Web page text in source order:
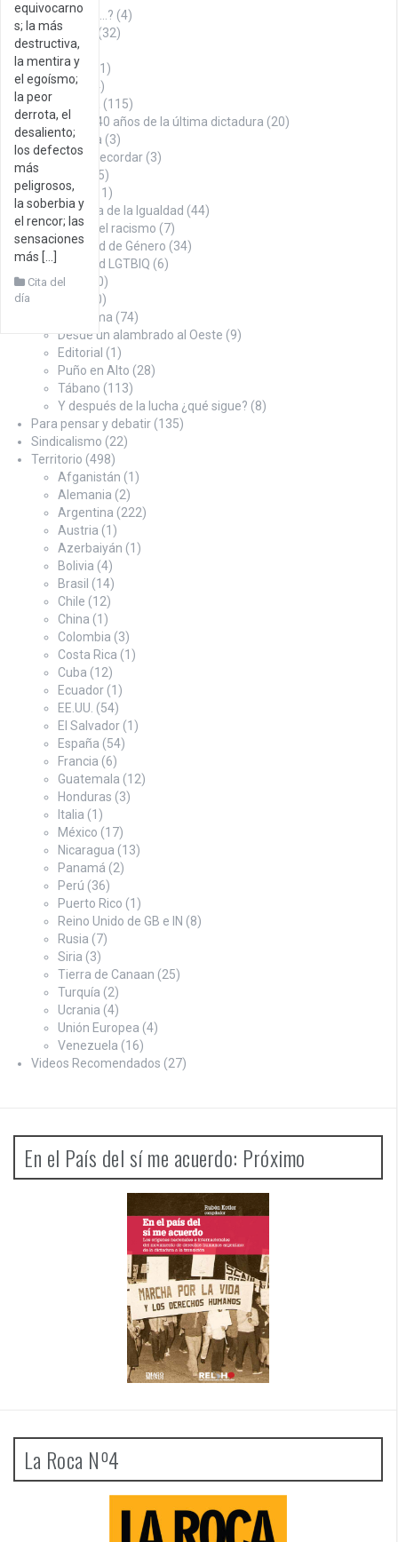
equivocarno
s; la más
destructiva,
la mentira y
el egoísmo;
la peor
derrota, el
desaliento;
los defectos
más
peligrosos,
la soberbia y
el rencor; las
sensaciones
más […]
Cita del
día
¿Sabías que…? (4)
Aniversario
(32)
Armenia
Cita del día
(1)
Cultura(144)
(115)
A 40 años de la última dictadura (20)
La Roca (3)
Datos para recordar (3)
Denuncia
(75)
Economía
(11)
En búsqueda de la Igualdad (44)
Contra el racismo (7)
Igualdad de Género (34)
Igualdad LGTBIQ (6)
Noticias
(100)
(260)
Con firma (74)
Desde un alambrado al Oeste (9)
Editorial (1)
Puño en Alto (28)
Tábano (113)
Y después de la lucha ¿qué sigue? (8)
Para pensar y debatir (135)
Sindicalismo (22)
Territorio (498)
Afganistán (1)
Alemania (2)
Argentina (222)
Austria (1)
Azerbaiyán (1)
Bolivia (4)
Brasil (14)
Chile (12)
China (1)
Colombia (3)
Costa Rica (1)
Cuba (12)
Ecuador (1)
EE.UU. (54)
El Salvador (1)
España (54)
Francia (6)
Guatemala (12)
Honduras (3)
Italia (1)
México (17)
Nicaragua (13)
Panamá (2)
Perú (36)
Puerto Rico (1)
Reino Unido de GB e IN (8)
Rusia (7)
Siria (3)
Tierra de Canaan (25)
Turquía (2)
Ucrania (4)
Unión Europea (4)
Venezuela (16)
Videos Recomendados (27)
En el País del sí me acuerdo: Próximo
La Roca Nº4